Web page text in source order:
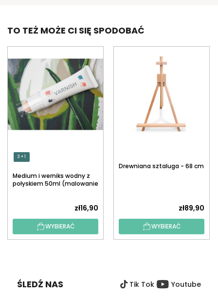
TO TEŻ MOŻE CI SIĘ SPODOBAĆ
3 + 1
Medium i werniks wodny z
połyskiem 50ml (malowanie
zł16,90
WYBIERAĆ
Drewniana sztaluga - 68 cm
zł89,90
WYBIERAĆ
ŚLEDŹ NAS Tik Tok Youtube